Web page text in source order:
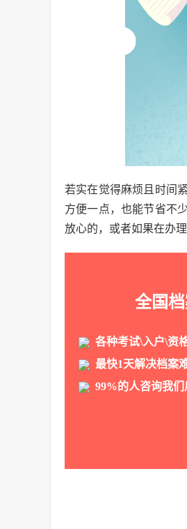
若实在觉得麻烦且时间
方便一点，也能节省不
放心的，或者如果在办
全国
各种考试\入户\资
最快1天解决档案
99%的人咨询我